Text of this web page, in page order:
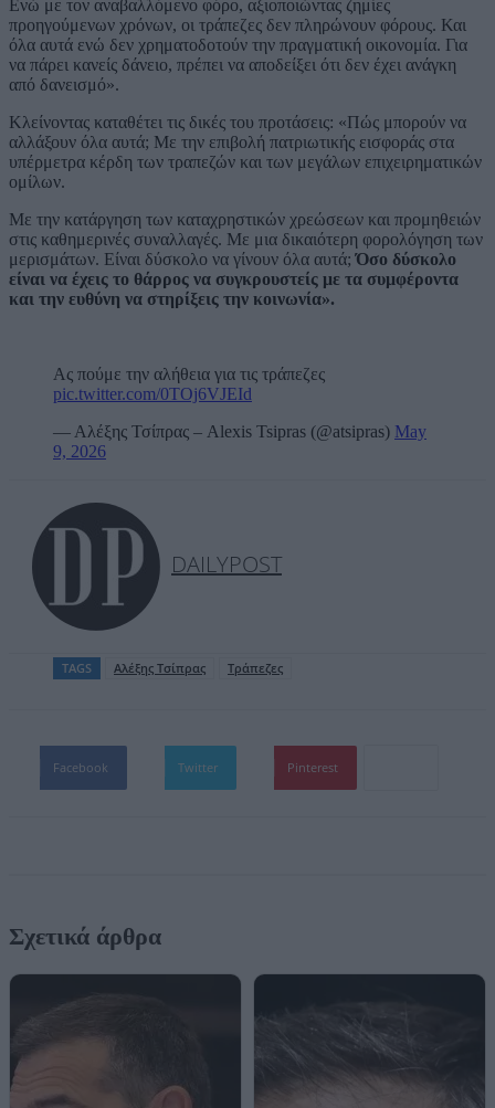
Ενώ με τον αναβαλλόμενο φόρο, αξιοποιώντας ζημίες
προηγούμενων χρόνων, οι τράπεζες δεν πληρώνουν φόρους. Και
όλα αυτά ενώ δεν χρηματοδοτούν την πραγματική οικονομία. Για
να πάρει κανείς δάνειο, πρέπει να αποδείξει ότι δεν έχει ανάγκη
από δανεισμό».
Κλείνοντας καταθέτει τις δικές του προτάσεις: «Πώς μπορούν να
αλλάξουν όλα αυτά; Με την επιβολή πατριωτικής εισφοράς στα
υπέρμετρα κέρδη των τραπεζών και των μεγάλων επιχειρηματικών
ομίλων.
Με την κατάργηση των καταχρηστικών χρεώσεων και προμηθειών
στις καθημερινές συναλλαγές. Με μια δικαιότερη φορολόγηση των
μερισμάτων. Είναι δύσκολο να γίνουν όλα αυτά;Όσο δύσκολο
είναι να έχεις το θάρρος να συγκρουστείς με τα συμφέροντα
και την ευθύνη να στηρίξεις την κοινωνία».
Ας πούμε την αλήθεια για τις τράπεζες
pic.twitter.com/0TOj6VJEId
— Αλέξης Τσίπρας – Alexis Tsipras (@atsipras) May
9, 2026
DAILYPOST
TAGS Aλέξης Τσίπρας Τράπεζες
Facebook Twitter Pinterest
Σχετικά άρθρα